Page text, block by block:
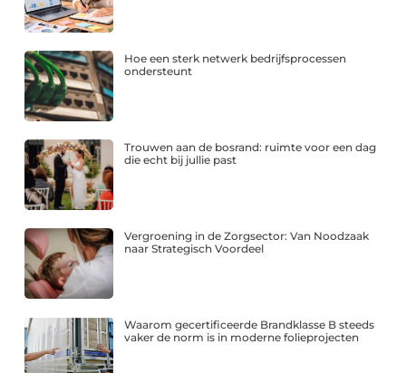
Hoe een sterk netwerk bedrijfsprocessen
ondersteunt
Trouwen aan de bosrand: ruimte voor een dag
die echt bij jullie past
Vergroening in de Zorgsector: Van Noodzaak
naar Strategisch Voordeel
Waarom gecertificeerde Brandklasse B steeds
vaker de norm is in moderne folieprojecten